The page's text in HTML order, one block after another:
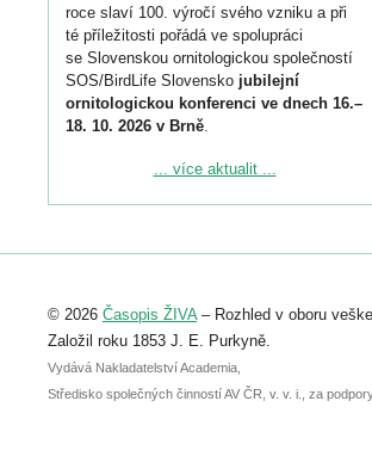
roce slaví 100. výročí svého vzniku a při
té příležitosti pořádá ve spolupráci
se Slovenskou ornitologickou společností
SOS/BirdLife Slovensko jubilejní
ornitologickou konferenci ve dnech 16.–
18. 10. 2026 v Brně.
Podrobnější informace ke konferenci
Registrovat se můžete do 6. září.
abstraktu přihlášené přednášky nebo
posteru je už 30. června.
... více aktualit ...
© 2026 Časopis ŽIVA– Rozhled v oboru
Založil roku 1853 J. E. Purkyně.
Vydává Nakladatelství Academia,
Středisko společných činností AV ČR, v. v. i., za